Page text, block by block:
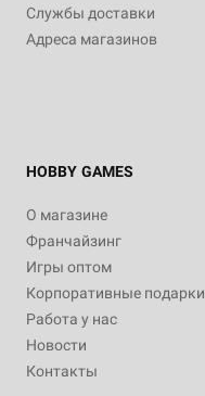
Службы доставки
Адреса магазинов
HOBBY GAMES
О магазине
Франчайзинг
Игры оптом
Корпоративные подарки
Работа у нас
Новости
Контакты